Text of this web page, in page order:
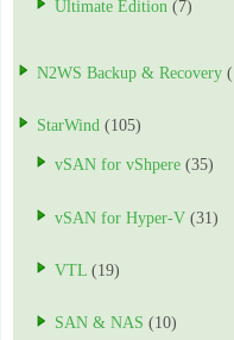
Ultimate Edition (7)
N2WS Backup & Recovery
StarWind (105)
vSAN for vShpere (35)
vSAN for Hyper-V (31)
VTL (19)
SAN & NAS (10)